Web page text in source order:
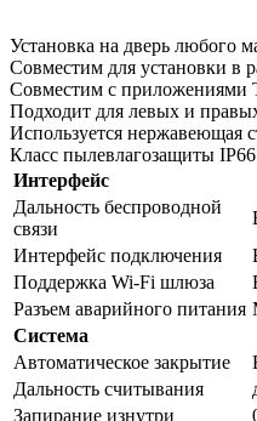
Установка на дверь любого
Совместим для установки в
Совместим с приложениями
Подходит для левых и
Используется нержавеющая
Класс пылевлагозащиты IP66
Интерфейс
Дальность беспроводной
связи
Интерфейс подключения
Поддержка Wi-Fi шлюза
Разъем аварийного питания
Система
Автоматическое закрытие
Дальность считывания
Запирание изнутри